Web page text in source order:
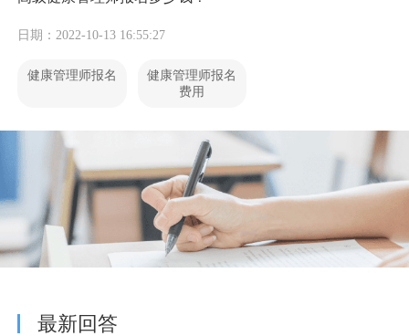
日期：2022-10-13 16:55:27
健康管理师报名
健康管理师报名
费用
最新回答